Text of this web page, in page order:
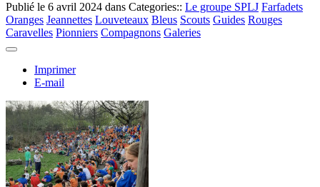
Publié le 6 avril 2024 dans Categories:: Le groupe SPLJ Farfadets
Oranges Jeannettes Louveteaux Bleus Scouts Guides Rouges
Caravelles Pionniers Compagnons Galeries
Imprimer
E-mail